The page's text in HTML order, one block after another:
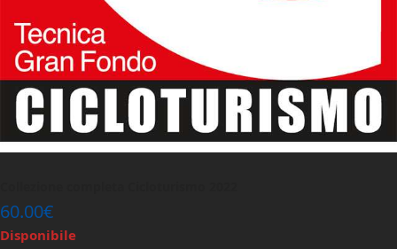
60.00€
Disponibile